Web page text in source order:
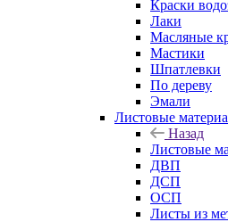
Краски
Лаки
Масляные
Мастики
Шпатлевки
По дереву
Эмали
Листовые
Назад
Листовые
ДВП
ДСП
ОСП
Листы из